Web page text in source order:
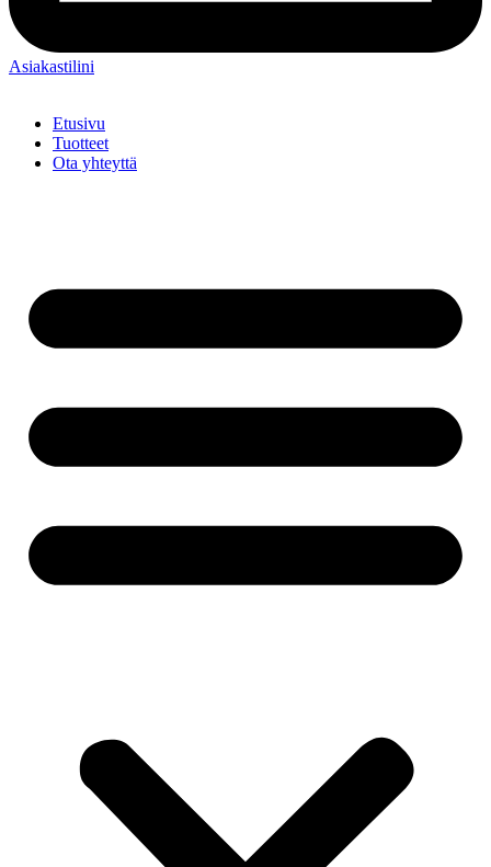
Asiakastilini
Etusivu
Tuotteet
Ota yhteyttä